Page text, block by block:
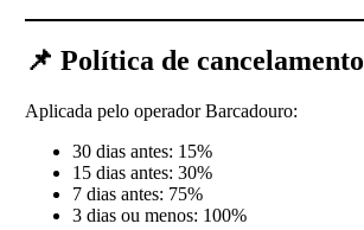
📌 Política de cancelamento
Aplicada pelo operador Barcadouro:
30 dias antes: 15%
15 dias antes: 30%
7 dias antes: 75%
3 dias ou menos: 100%